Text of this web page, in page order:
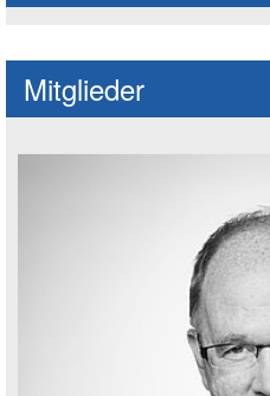
Mitglieder